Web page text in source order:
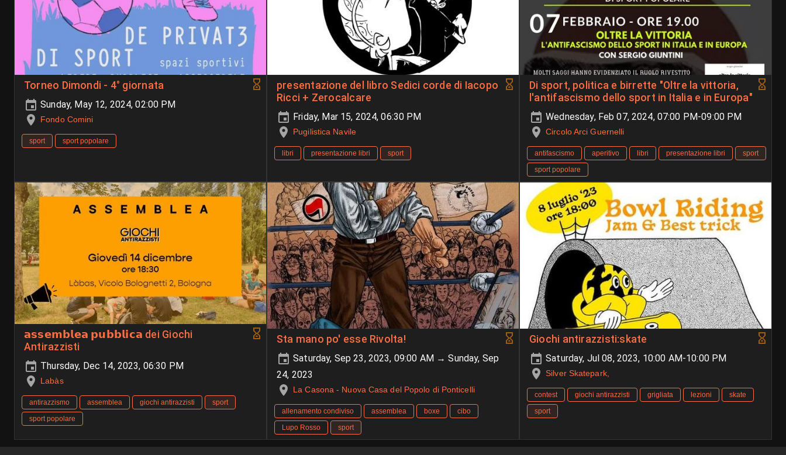
Torneo Dimondi - 4° giornata
Sunday, May 12, 2024, 02:00 PM
Fondo Comini
sport sport popolare
presentazione del libro Sedici corde di Iacopo
Ricci + Zerocalcare
Friday, Mar 15, 2024, 06:30 PM
Pugilistica Navile
libri presentazione libri sport
Di sport, politica e birrette "Oltre la vittoria,
l'antifascismo dello sport in Italia e in Europa"
Wednesday, Feb 07, 2024, 07:00 PM-09:00 PM
Circolo Arci Guernelli
antifascismo aperitivo libri presentazione libri
sport
sport popolare
𝗮𝘀𝘀𝗲𝗺𝗯𝗹𝗲𝗮 𝗽𝘂𝗯𝗯𝗹𝗶𝗰𝗮 dei Giochi
Antirazzisti
Thursday, Dec 14, 2023, 06:30 PM
Labàs
antirazzismo assemblea giochi antirazzisti
sport
sport popolare
Sta mano po' esse Rivolta!
Saturday, Sep 23, 2023, 09:00 AM → Sunday, Sep
24, 2023
La Casona - Nuova Casa del Popolo di Ponticelli
allenamento condiviso assemblea boxe
cibo
Lupo Rosso
sport
Giochi antirazzisti:skate
Saturday, Jul 08, 2023, 10:00 AM-10:00 PM
Silver Skatepark,
contest giochi antirazzisti grigliata lezioni
skate
sport